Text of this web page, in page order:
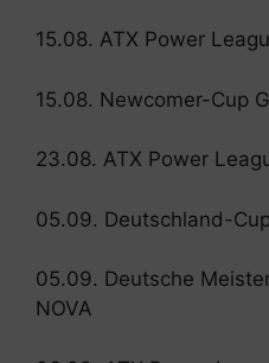
15.08. ATX Power
15.08. Newcomer-Cup
23.08. ATX Power
05.09. Deutschland-
05.09. Deutsche
NOVA